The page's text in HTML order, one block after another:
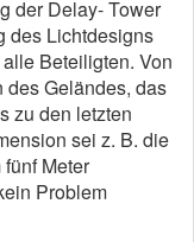
der Delay- Tower
des Lichtdesigns
Beteiligten. Von
des Geländes, das
zu den letzten
sei z. B. die
Meter
Problem